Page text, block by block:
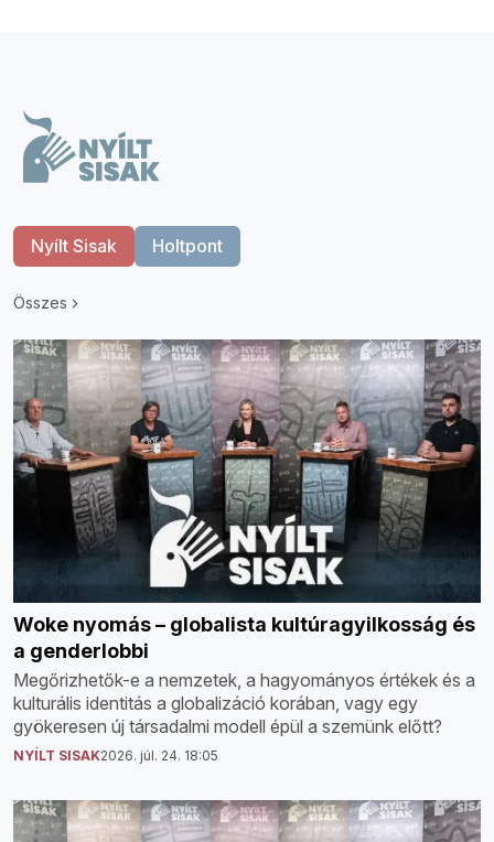
Nyílt Sisak Holtpont
Összes
Woke nyomás – globalista kultúragyilkosság és
a genderlobbi
Megőrizhetők-e a nemzetek, a hagyományos értékek és a
kulturális identitás a globalizáció korában, vagy egy
gyökeresen új társadalmi modell épül a szemünk előtt?
NYÍLT SISAK2026. júl. 24. 18:05